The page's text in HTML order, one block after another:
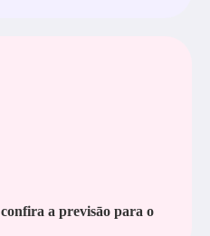
a previsāo para o